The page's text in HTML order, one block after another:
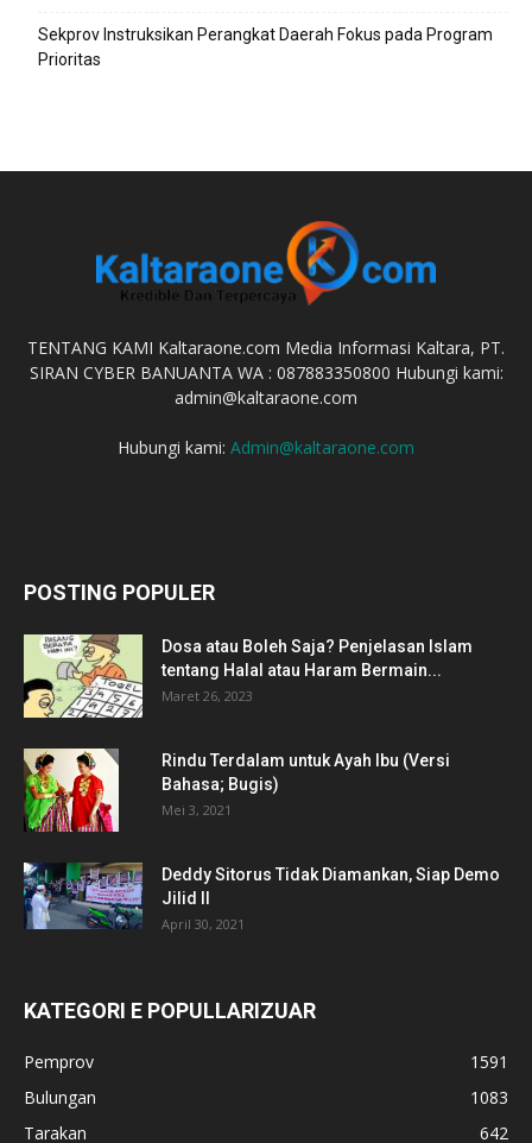
Sekprov Instruksikan Perangkat Daerah Fokus pada Program
Prioritas
TENTANG KAMI Kaltaraone.com Media Informasi Kaltara, PT.
SIRAN CYBER BANUANTA WA : 087883350800 Hubungi kami:
admin@kaltaraone.com
Hubungi kami: Admin@kaltaraone.com
POSTING POPULER
Dosa atau Boleh Saja? Penjelasan Islam
tentang Halal atau Haram Bermain...
Maret 26, 2023
Rindu Terdalam untuk Ayah Ibu (Versi
Bahasa; Bugis)
Mei 3, 2021
Deddy Sitorus Tidak Diamankan, Siap Demo
Jilid II
April 30, 2021
KATEGORI E POPULLARIZUAR
Pemprov
1591
Bulungan
1083
Tarakan
642